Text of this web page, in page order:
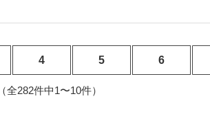
4 5 6
全282件中1〜10件）